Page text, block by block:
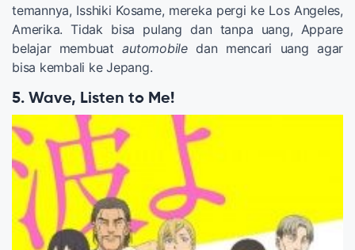
temannya, Isshiki Kosame, mereka pergi ke Los Angeles,
Amerika. Tidak bisa pulang dan tanpa uang, Appare
belajar membuatautomobiledan mencari uang agar
bisa kembali ke Jepang.
5. Wave, Listen to Me!